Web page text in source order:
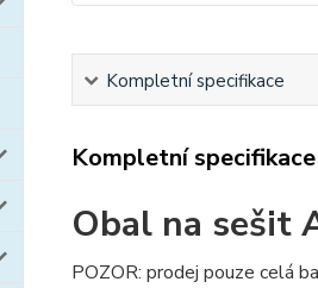
Kompletní specifikace
Kompletní specifikace
Obal na sešit
POZOR: prodej pouze celá